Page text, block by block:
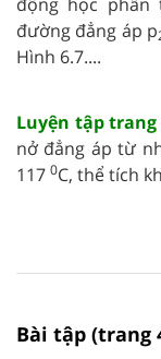
đường đẳng áp p
Hình 6.7....
Luyện tập trang
nở đẳng áp từ
117 0C, thể tích
Bài tập (trang